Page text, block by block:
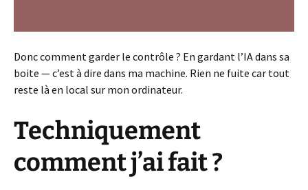
Donc comment garder le contrôle ? En gardant l’IA dans sa
boite — c’est à dire dans ma machine. Rien ne fuite car tout
reste là en local sur mon ordinateur.
Techniquement
comment j’ai fait ?